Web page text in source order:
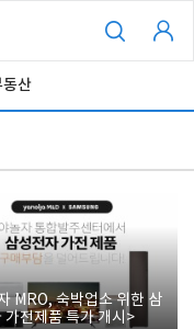
동산
MRO, 숙박업소 위한 삼
가전제품 특가 개시>